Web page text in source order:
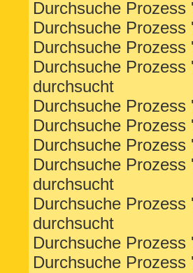
Durchsuche
Durchsuche
Durchsuche
Durchsuche
durchsucht
Durchsuche
Durchsuche
Durchsuche
Durchsuche
durchsucht
Durchsuche
durchsucht
Durchsuche
Durchsuche